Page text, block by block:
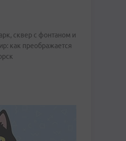
сквер с фонтаном и
как преображается